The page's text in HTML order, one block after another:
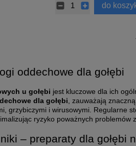
do
oddechowe dla gołębi
u gołębi jest kluczowe dla ich
dla gołębi, zauważają
grzybiczymi i wirusowymi. Regularne
ryzyko poważnych problemów
– preparaty dla gołębi